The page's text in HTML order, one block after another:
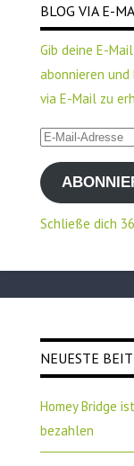
BLOG VIA E-
Gib deine E-
abonnieren
via E-Mail zu
E-
Mail-
Adresse
Schließe dich
NEUESTE
Homey Bridge
bezahlen